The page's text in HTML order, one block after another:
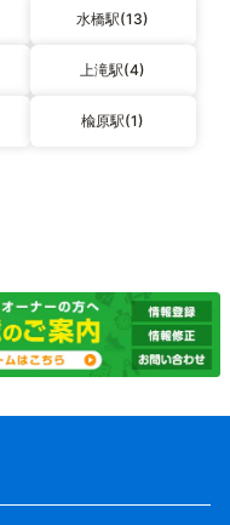
水橋駅(13)
上滝駅(4)
楡原駅(1)